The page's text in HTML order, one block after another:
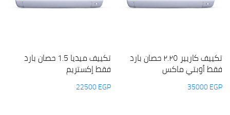
تكييف كاريير ٢.٢٥ حصان بارد
فقط أوبتي ماكس
35000EGP
تكييف ميديا 1.5 حصان بارد
فقط إكستريم
22500EGP